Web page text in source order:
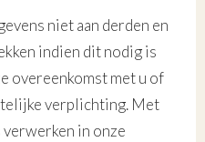
niet aan derden en
indien dit nodig is
overeenkomst met u of
verplichting. Met
in onze